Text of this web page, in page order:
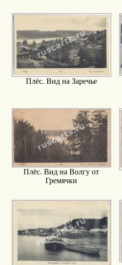
Плёс. Вид на Заречье
Плёс. Вид на Волгу от
Гремячки